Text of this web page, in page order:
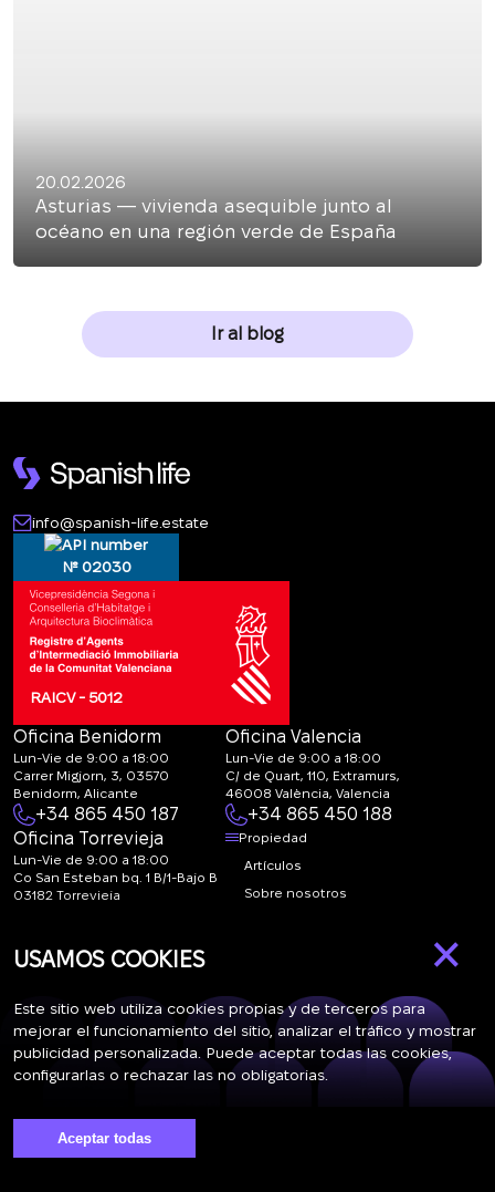
20.02.2026
Asturias — vivienda asequible junto al
océano en una región verde de España
Ir al blog
info@spanish-life.estate
№ 02030
RAICV - 5012
Oficina Benidorm
Lun-Vie de 9:00 a 18:00
Carrer Migjorn, 3, 03570
Benidorm, Alicante
+34 865 450 187
Oficina Valencia
Lun-Vie de 9:00 a 18:00
C/ de Quart, 110, Extramurs,
46008 València, Valencia
+34 865 450 188
Oficina Torrevieja
Lun-Vie de 9:00 a 18:00
Co San Esteban bq. 1 B/1-Bajo B
03182 Torrevieja
life.estate
Propiedad
Artículos
Sobre nosotros
Suscríbase a nuestras noticias. Envío semanal
×
USAMOS COOKIES
Este sitio web utiliza cookies propias y de terceros para
mejorar el funcionamiento del sitio, analizar el tráfico y mostrar
publicidad personalizada. Puede aceptar todas las cookies,
configurarlas o rechazar las no obligatorias.
Aceptar todas